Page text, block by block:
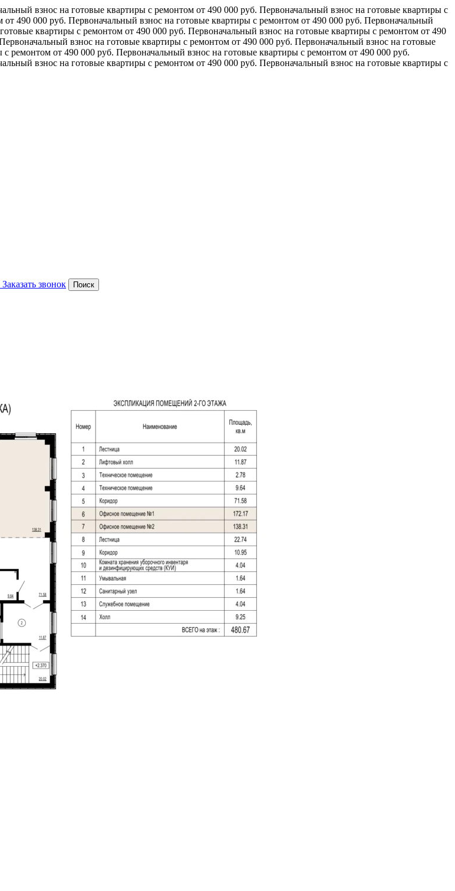
взнос на готовые квартиры с ремонтом от 490 000 руб. Первоначальный взнос на готовые квартиры с
от 490 000 руб. Первоначальный взнос на готовые квартиры с ремонтом от 490 000 руб. Первоначальный
квартиры с ремонтом от 490 000 руб. Первоначальный взнос на готовые квартиры с ремонтом от 490
взнос на готовые квартиры с ремонтом от 490 000 руб. Первоначальный взнос на готовые
ремонтом от 490 000 руб. Первоначальный взнос на готовые квартиры с ремонтом от 490 000 руб.
взнос на готовые квартиры с ремонтом от 490 000 руб. Первоначальный взнос на готовые квартиры с
Заказать звонок Поиск